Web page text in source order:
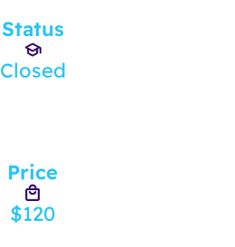
Status
Closed
Price
$120